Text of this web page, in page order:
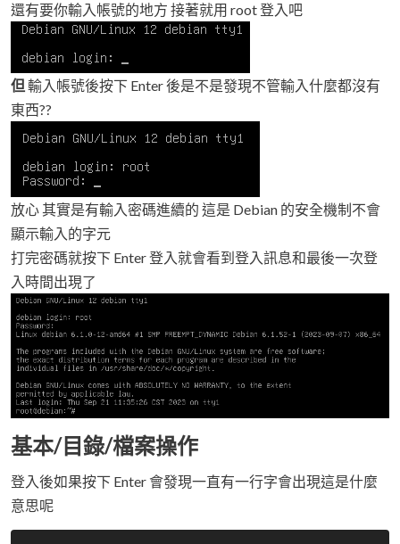
還有要你輸入帳號的地方 接著就用 root 登入吧
但 輸入帳號後按下 Enter 後是不是發現不管輸入什麼都沒有
東西??
放心 其實是有輸入密碼進續的 這是 Debian 的安全機制不會
顯示輸入的字元
打完密碼就按下 Enter 登入就會看到登入訊息和最後一次登
入時間出現了
基本/目錄/檔案操作
登入後如果按下 Enter 會發現一直有一行字會出現這是什麼
意思呢